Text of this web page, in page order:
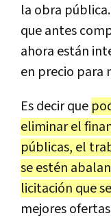
la obra
que antes
ahora están
en precio para
Es decir que
eliminar el
públicas, el
se estén
licitación que
mejores